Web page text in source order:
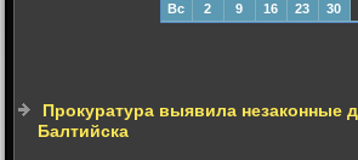
Вс
2 9 16 23 30
Прокуратура выявила незаконные
Балтийска